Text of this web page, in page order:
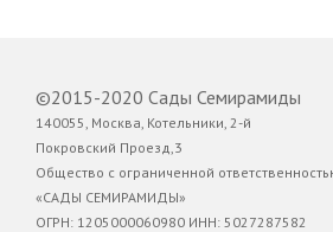
©2015-2020 Сады Семирамиды
140055, Москва, Котельники, 2-й
Покровский Проезд,3
Общество с ограниченной
«САДЫ СЕМИРАМИДЫ»
ОГРН: 1205000060980 ИНН: 5027287582